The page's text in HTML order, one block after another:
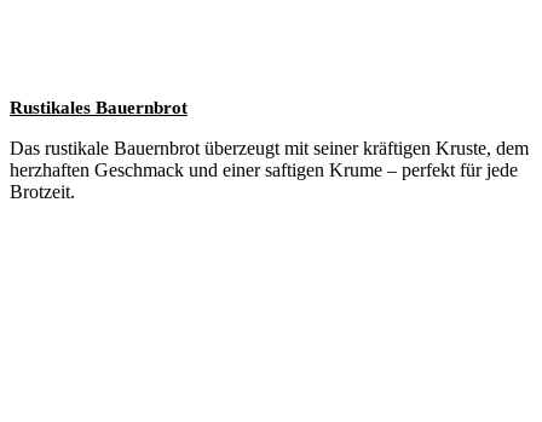
Rustikales Bauernbrot
Das rustikale Bauernbrot überzeugt mit seiner kräftigen Kruste, dem
herzhaften Geschmack und einer saftigen Krume – perfekt für jede
Brotzeit.